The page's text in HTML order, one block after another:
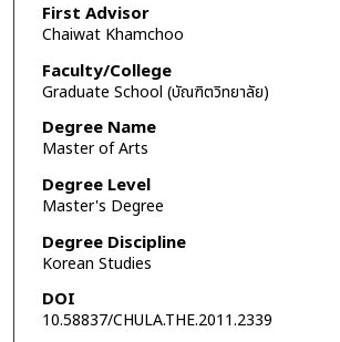
First Advisor
Chaiwat Khamchoo
Faculty/College
Graduate School (บัณฑิตวิทยาลัย)
Degree Name
Master of Arts
Degree Level
Master's Degree
Degree Discipline
Korean Studies
DOI
10.58837/CHULA.THE.2011.2339